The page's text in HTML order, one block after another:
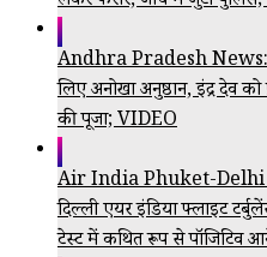
Andhra Pradesh News:
लिए अनोखा अनुष्ठान, इंद्र देव
की पूजा; VIDEO
Air India Phuket-
दिल्ली एयर इंडिया फ्लाइट
टेस्ट में कथित रूप से पॉजिटिव